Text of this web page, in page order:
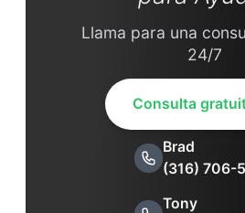
Llama para una
24/7
Consulta
Brad
(316) 706-
Tony